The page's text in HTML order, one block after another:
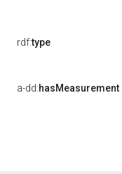
rdf:type
a-dd:hasMeasurement